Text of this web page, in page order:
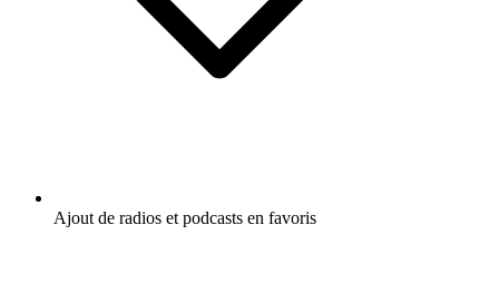
Ajout de radios et podcasts en favoris